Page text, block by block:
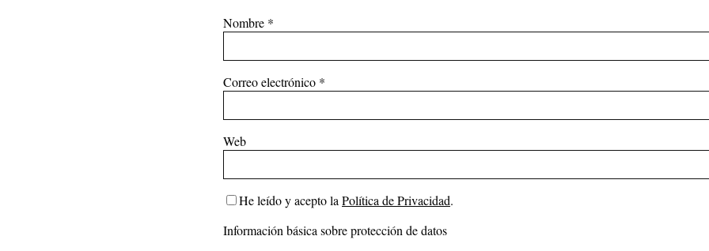
Nombre *
Correo electrónico *
Web
He leído y acepto la Política de Privacidad.
Información básica sobre protección de datos